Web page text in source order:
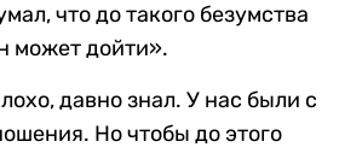
что до такого безумства
может дойти».
давно знал. У нас были с
Но чтобы до этого